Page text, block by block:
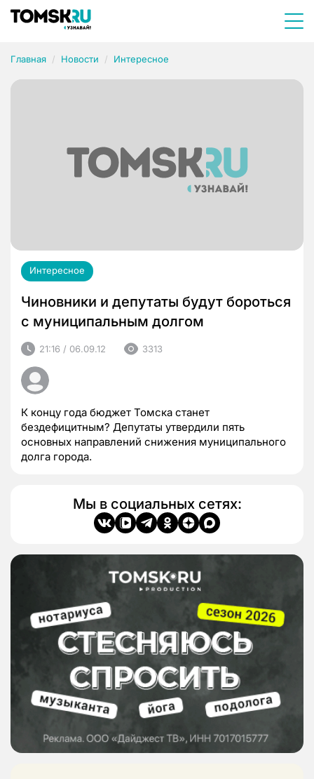
Главная Новости Интересное
Интересное
Чиновники и депутаты будут бороться
с муниципальным долгом
21:16 / 06.09.12 3313
К концу года бюджет Томска станет
бездефицитным? Депутаты утвердили пять
основных направлений снижения муниципального
долга города.
Мы в социальных сетях: